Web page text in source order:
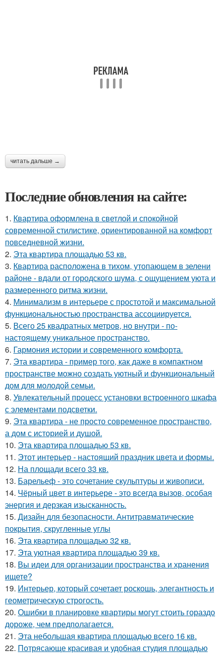
читать дальше →
Последние обновления на сайте:
1. Квартира оформлена в светлой и спокойной
современной стилистике, ориентированной на комфорт
повседневной жизни.
2. Эта квартира площадью 53 кв.
3. Квартира расположена в тихом, утопающем в зелени
районе - вдали от городского шума, с ощущением уюта и
размеренного ритма жизни.
4. Минимализм в интерьере с простотой и максимальной
функциональностью пространства ассоциируется.
5. Всего 25 квадратных метров, но внутри - по-
настоящему уникальное пространство.
6. Гармония истории и современного комфорта.
7. Эта квартира - пример того, как даже в компактном
пространстве можно создать уютный и функциональный
дом для молодой семьи.
8. Увлекательный процесс установки встроенного шкафа
с элементами подсветки.
9. Эта квартира - не просто современное пространство,
а дом с историей и душой.
10. Эта квартира площадью 53 кв.
11. Этот интерьер - настоящий праздник цвета и формы.
12. На площади всего 33 кв.
13. Барельеф - это сочетание скульптуры и живописи.
14. Чёрный цвет в интерьере - это всегда вызов, особая
энергия и дерзкая изысканность.
15. Дизайн для безопасности. Антитравматические
покрытия, скругленные углы
16. Эта квартира площадью 32 кв.
17. Эта уютная квартира площадью 39 кв.
18. Вы идеи для организации пространства и хранения
ищете?
19. Интерьер, который сочетает роскошь, элегантность и
геометрическую строгость.
20. Ошибки в планировке квартиры могут стоить гораздо
дороже, чем предполагается.
21. Эта небольшая квартира площадью всего 16 кв.
22. Потрясающе красивая и удобная студия площадью